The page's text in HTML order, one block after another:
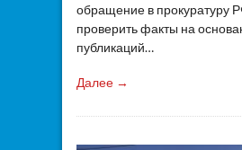
обращение в прокуратуру
проверить факты на
публикаций…
Далее →